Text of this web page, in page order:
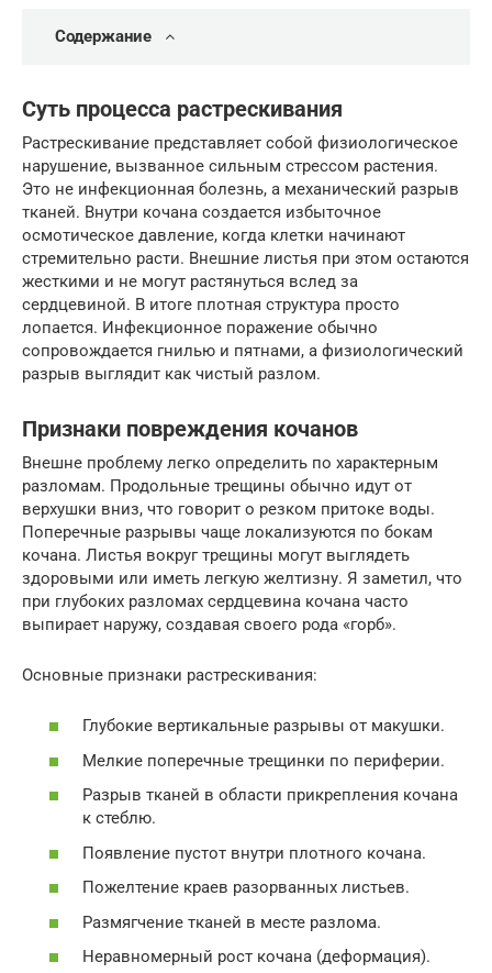
Содержание
Суть процесса растрескивания
Растрескивание представляет собой физиологическое
нарушение, вызванное сильным стрессом растения.
Это не инфекционная болезнь, а механический разрыв
тканей. Внутри кочана создается избыточное
осмотическое давление, когда клетки начинают
стремительно расти. Внешние листья при этом остаются
жесткими и не могут растянуться вслед за
сердцевиной. В итоге плотная структура просто
лопается. Инфекционное поражение обычно
сопровождается гнилью и пятнами, а физиологический
разрыв выглядит как чистый разлом.
Признаки повреждения кочанов
Внешне проблему легко определить по характерным
разломам. Продольные трещины обычно идут от
верхушки вниз, что говорит о резком притоке воды.
Поперечные разрывы чаще локализуются по бокам
кочана. Листья вокруг трещины могут выглядеть
здоровыми или иметь легкую желтизну. Я заметил, что
при глубоких разломах сердцевина кочана часто
выпирает наружу, создавая своего рода «горб».
Основные признаки растрескивания:
Глубокие вертикальные разрывы от макушки.
Мелкие поперечные трещинки по периферии.
Разрыв тканей в области прикрепления кочана
к стеблю.
Появление пустот внутри плотного кочана.
Пожелтение краев разорванных листьев.
Размягчение тканей в месте разлома.
Неравномерный рост кочана (деформация).